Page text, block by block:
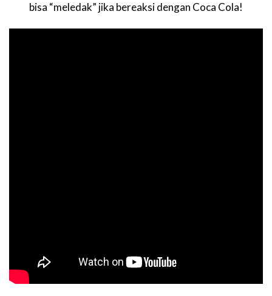
bisa “meledak” jika bereaksi dengan Coca Cola!